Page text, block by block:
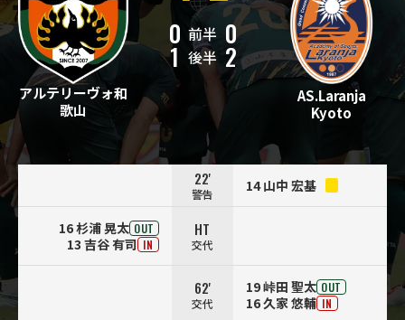
アルテリーヴォ和
歌山
0 前半 0
1 後半 2
AS.Laranja
Kyoto
22'
警告 14 山中 宏基
16 杉浦 晃太 OUT
13 吉谷 有司 IN
HT
交代
62'
交代
19 峠田 聖太 OUT
16 久家 悠輔 IN